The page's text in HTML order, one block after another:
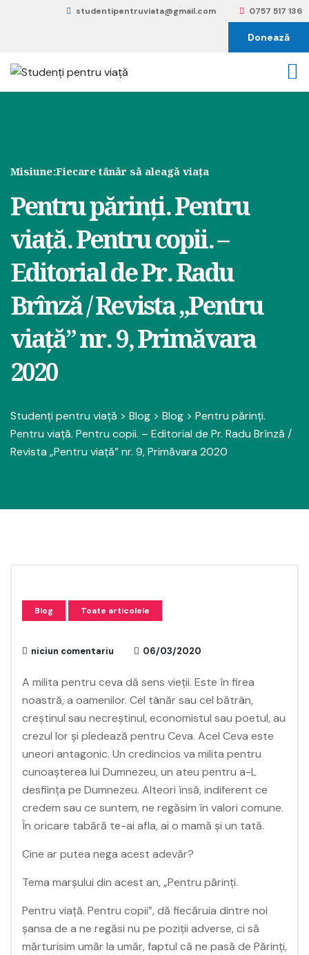
studentipentruviata@gmail.com 0757 517 136
Donează
Misiune:Fiecare tânăr să aleagă viața
Pentru părinți. Pentru
viață. Pentru copii. –
Editorial de Pr. Radu
Brînză / Revista „Pentru
viață” nr. 9, Primăvara
2020
Studenți pentru viață > Blog > Blog > Pentru părinți.
Pentru viață. Pentru copii. – Editorial de Pr. Radu Brînză /
Revista „Pentru viață” nr. 9, Primăvara 2020
Blog Toate articolele
niciun comentariu 06/03/2020
A milita pentru ceva dă sens vieții. Este în firea
noastră, a oamenilor. Cel tânăr sau cel bătrân,
creștinul sau necreștinul, economistul sau poetul, au
crezul lor și pledează pentru Ceva. Acel Ceva este
uneori antagonic. Un credincios va milita pentru
cunoașterea lui Dumnezeu, un ateu pentru a-L
desființa pe Dumnezeu. Alteori însă, indiferent ce
credem sau ce suntem, ne regăsim în valori comune.
În oricare tabără te-ai afla, ai o mamă și un tată.
Cine ar putea nega acest adevăr?
Tema marșului din acest an, „Pentru părinți.
Pentru viață. Pentru copii”, dă fiecăruia dintre noi
șansa de a ne regăsi nu pe poziții adverse, ci să
mărturisim umăr la umăr, faptul că ne pasă de Părinți,